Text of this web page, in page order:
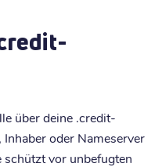
über deine .credit-
oder Nameserver
vor unbefugten